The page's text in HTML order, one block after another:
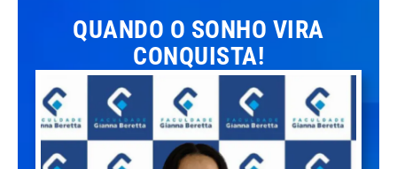
QUANDO O SONHO VIRA
CONQUISTA!